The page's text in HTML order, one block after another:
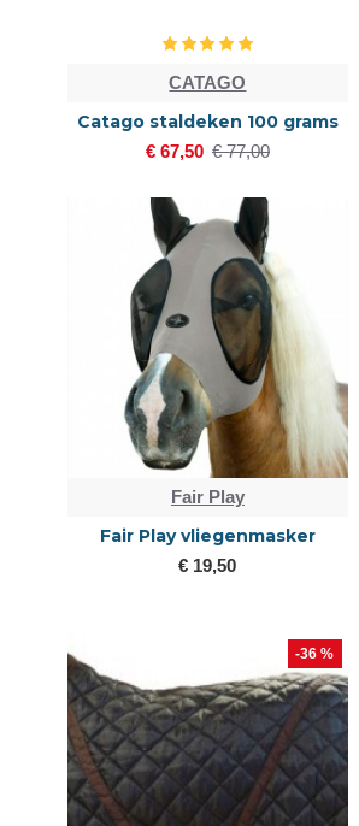
CATAGO
Catago staldeken 100 grams
€ 67,50 € 77,00
Fair Play
Fair Play vliegenmasker
€ 19,50
-36 %